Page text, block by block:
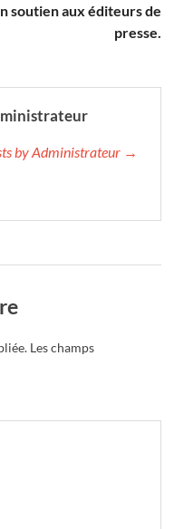
soutien aux éditeurs de
presse.
by Administrateur →
Les champs